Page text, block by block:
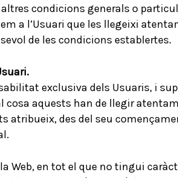
condicions generals o
a l’Usuari que les llegeixi
de les condicions establertes.
exclusiva dels Usuaris, i
cosa aquests han de llegir
atribueix, des del seu
la Web, en tot el que no tingui